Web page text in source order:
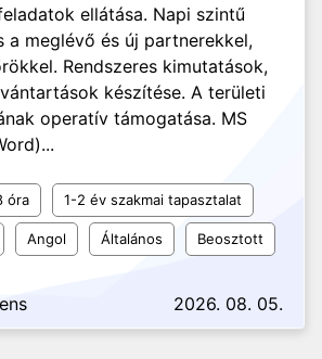
ellátása. Napi szintű
a meglévő és új partnerekkel,
Rendszeres kimutatások,
készítése. A területi
operatív támogatása. MS
óra 1-2 év szakmai tapasztalat
Angol Általános Beosztott
2026. 08. 05.